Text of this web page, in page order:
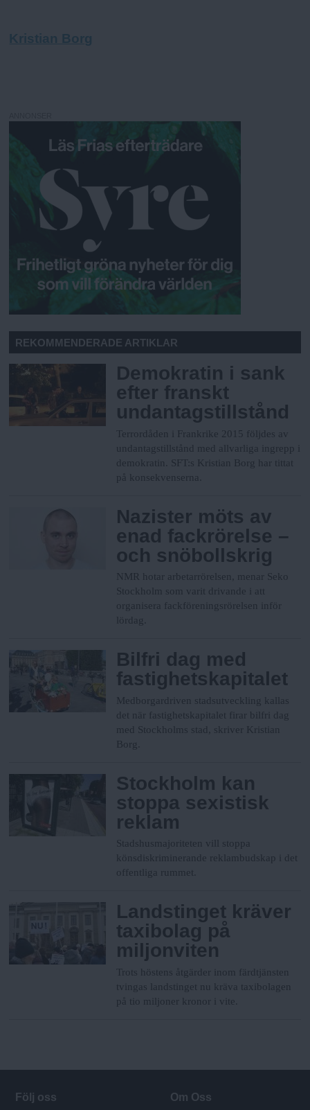
Kristian Borg
REKOMMENDERADE ARTIKLAR
Demokratin i sank
efter franskt
undantagstillstånd
Terrordåden i Frankrike 2015 följdes av
undantagstillstånd med allvarliga ingrepp i
demokratin. SFT:s Kristian Borg har tittat
på konsekvenserna.
Nazister möts av
enad fackrörelse –
och snöbollskrig
NMR hotar arbetarrörelsen, menar Seko
Stockholm som varit drivande i att
organisera fackföreningsrörelsen inför
lördag.
Bilfri dag med
fastighetskapitalet
Medborgardriven stadsutveckling kallas
det när fastighetskapitalet firar bilfri dag
med Stockholms stad, skriver Kristian
Borg.
Stockholm kan
stoppa sexistisk
reklam
Stadshusmajoriteten vill stoppa
könsdiskriminerande reklambudskap i det
offentliga rummet.
Landstinget kräver
taxibolag på
miljonviten
Trots höstens åtgärder inom färdtjänsten
tvingas landstinget nu kräva taxibolagen
på tio miljoner kronor i vite.
Följ oss Om Oss